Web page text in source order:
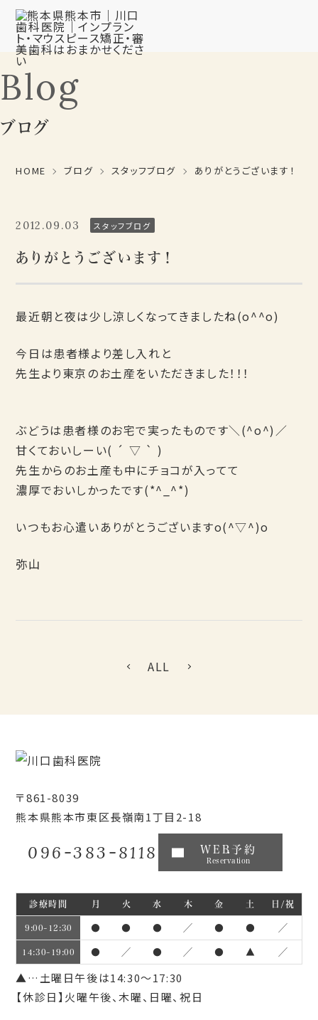
Blog
ブログ
HOME ブログ スタッフブログ ありがとうございます！
2012.09.03 スタッフブログ
ありがとうございます！
最近朝と夜は少し涼しくなってきましたね(o^^o)
今日は患者様より差し入れと
先生より東京のお土産をいただきました！！！
ぶどうは患者様のお宅で実ったものです＼(^o^)／
甘くておいしーい( ´ ▽ ` )
先生からのお土産も中にチョコが入ってて
濃厚でおいしかったです(*^_^*)
いつもお心遣いありがとうございますo(^▽^)o
弥山
ALL
〒861-8039
熊本県熊本市東区長嶺南1丁目2-18
096-383-8118 WEB予約
Reservation
診療時間 月 火 水 木 金 土 日/祝
9:00~12:30 ● ● ● ／ ● ● ／
14:30~19:00 ● ／ ● ／ ● ▲ ／
▲…土曜日午後は14:30～17:30
【休診日】火曜午後、木曜、日曜、祝日